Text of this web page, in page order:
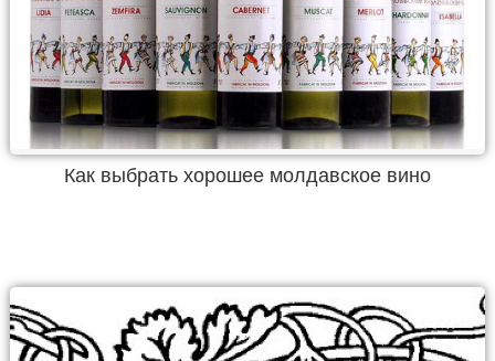
Как выбрать хорошее молдавское вино